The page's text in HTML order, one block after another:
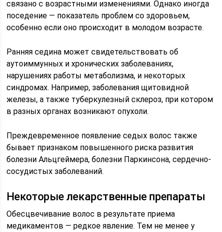
связано с возрастными изменениями. Однако иногда
поседение — показатель проблем со здоровьем,
особенно если оно происходит в молодом возрасте.
Ранняя седина может свидетельствовать об
аутоиммунных и хронических заболеваниях,
нарушениях работы метаболизма, и некоторых
синдромах. Например, заболевания щитовидной
железы, а также туберкулезный склероз, при котором
в разных органах возникают опухоли.
Преждевременное появление седых волос также
бывает признаком повышенного риска развития
болезни Альцгеймера, болезни Паркинсона, сердечно-
сосудистых заболеваний.
Некоторые лекарственные препараты
Обесцвечивание волос в результате приема
медикаментов — редкое явление. Тем не менее у